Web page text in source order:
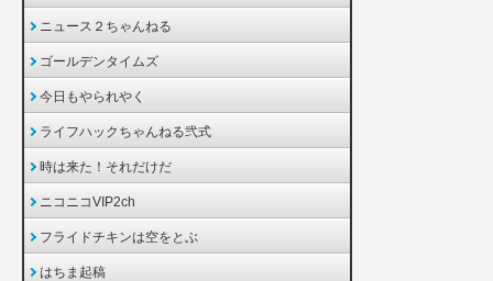
ニュース２ちゃんねる
ゴールデンタイムズ
今日もやられやく
ライフハックちゃんねる弐式
時は来た！それだけだ
ニコニコVIP2ch
フライドチキンは空をとぶ
はちま起稿